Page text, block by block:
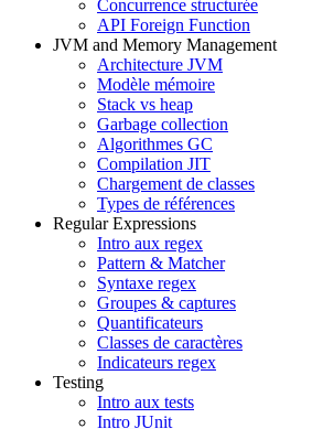
Concurrence structurée
API Foreign Function
JVM and Memory Management
Architecture JVM
Modèle mémoire
Stack vs heap
Garbage collection
Algorithmes GC
Compilation JIT
Chargement de classes
Types de références
Regular Expressions
Intro aux regex
Pattern & Matcher
Syntaxe regex
Groupes & captures
Quantificateurs
Classes de caractères
Indicateurs regex
Testing
Intro aux tests
Intro JUnit